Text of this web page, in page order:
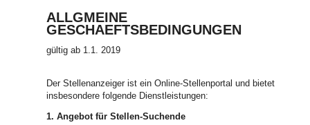
Lehrstellen
inserieren
ALLGMEINE
GESCHAEFTSBEDINGUNGEN
gültig ab 1.1. 2019
Der Stellenanzeiger ist ein Online-Stellenportal und bietet
insbesondere folgende Dienstleistungen:
1. Angebot für Stellen-Suchende